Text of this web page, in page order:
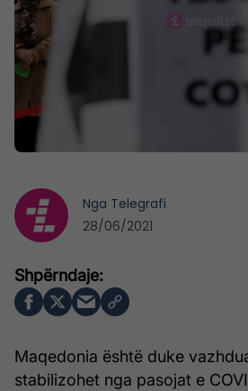
Maqedonia është duke
stabilizohet nga pasojat e
Nga Telegrafi
28/06/2021